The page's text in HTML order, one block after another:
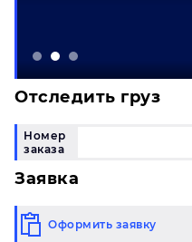
Отследить груз
Номер
заказа
Заявка
Оформить заявку